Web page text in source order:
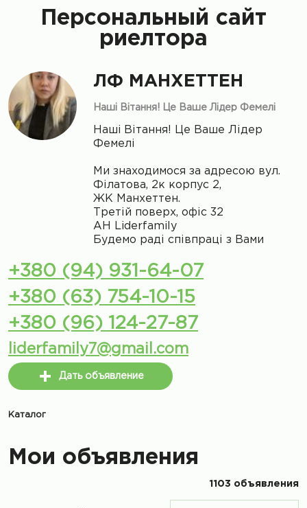
Персональный сайт
риелтора
ЛФ МАНХЕТТЕН
Нашi Вітання! Це Ваше Лідер Фемелі
Нашi Вітання! Це Ваше Лідер
Фемелі
Ми знаходимося за адресою вул.
Філатова, 2к корпус 2,
ЖК Манхеттен.
Третій поверх, офіс 32
АН Liderfamily
Будемо раді співпраці з Вами
+380 (94) 931-64-07
+380 (63) 754-10-15
+380 (96) 124-27-87
liderfamily7@gmail.com
Дать объявление
Каталог
Мои объявления
1103 объявления